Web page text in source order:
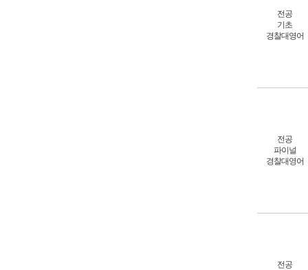
전공
기초
경찰대영어
전공
파이널
경찰대영어
전공